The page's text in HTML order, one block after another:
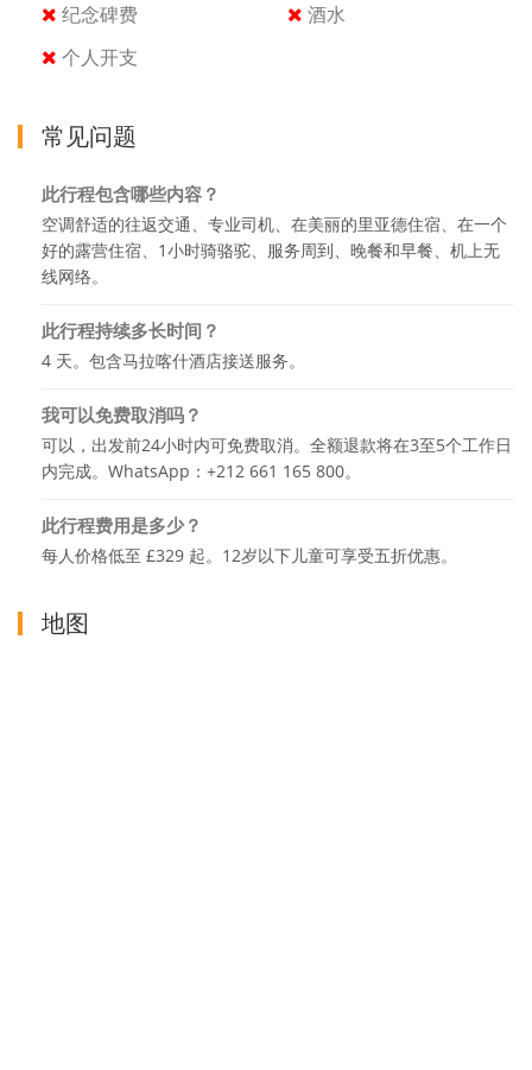
第3天：Erfoud-Todra-Tinerhir:
前往廷吉尔（Tinerhir），途经托德拉峡谷（Todra
多摄影作品。午餐，然后有空。在舒适的Riad餐厅享用
晚餐和过夜。
第4天：廷吉尔-瓦尔扎扎特-马拉喀什:
穿过戴德斯山谷出发前往瓦尔扎扎特，绰号“千古堡”。崇
高的景观经过：设防的粘土村庄，古堡，古堡...午餐和参
（AïtBen Haddou）古堡，这是许多电影作品的拍摄场
所，被列为世界遗产联合国教科文组织。
下午结束时通过Tizin-Tichka通行证返回马拉喀什。
纪念碑费
个人开支
酒水
常见问题
此行程包含哪些内容？
空调舒适的往返交通、专业司机、在美丽的里亚德住宿、在一个
好的露营住宿、1小时骑骆驼、服务周到、晚餐和早餐、机上无
线网络。
此行程持续多长时间？
4 天。包含马拉喀什酒店接送服务。
我可以免费取消吗？
可以，出发前24小时内可免费取消。全额退款将在3至5个工作日
内完成。WhatsApp：+212 661 165 800。
此行程费用是多少？
每人价格低至 £329 起。12岁以下儿童可享受五折优惠。
地图